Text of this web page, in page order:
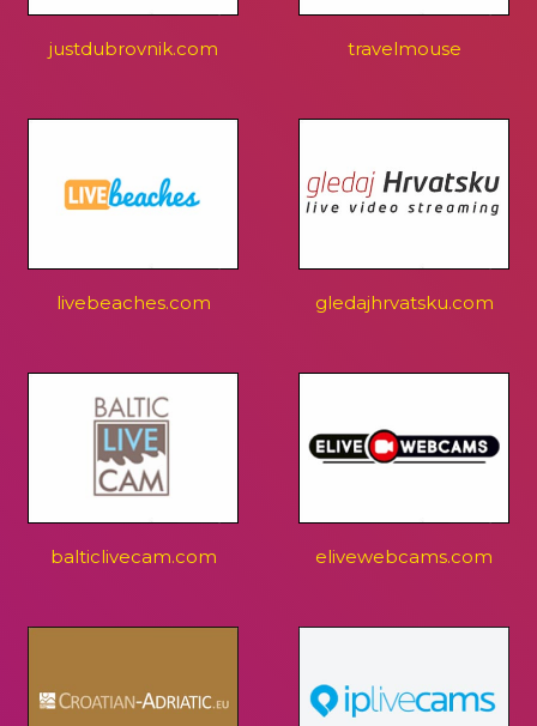
justdubrovnik.com travelmouse
livebeaches.com gledajhrvatsku.com
balticlivecam.com elivewebcams.com